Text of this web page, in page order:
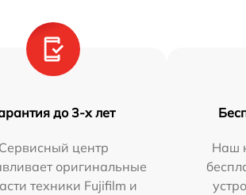
до 3-х лет
Сервисный центр
оригинальные
техники Fujifilm и
Наш